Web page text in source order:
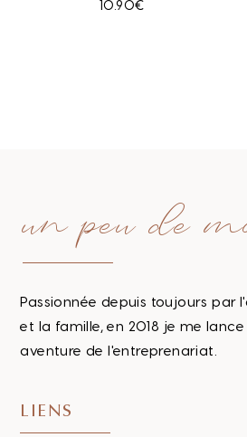
10.90€
un peu de
Passionnée depuis toujours par
et la famille, en 2018 je me
aventure de l'entreprenariat.
LIENS